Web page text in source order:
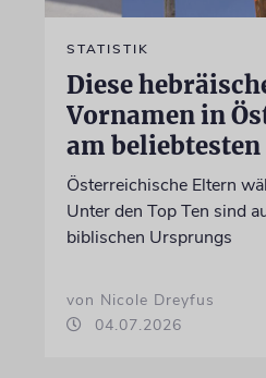
STATISTIK
Diese
Vornamen in
am beliebtesten
Österreichische Eltern
Unter den Top Ten sind
biblischen Ursprungs
von Nicole Dreyfus
04.07.2026